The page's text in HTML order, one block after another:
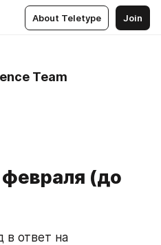
About Teletype Join
Team
(до
в ответ на